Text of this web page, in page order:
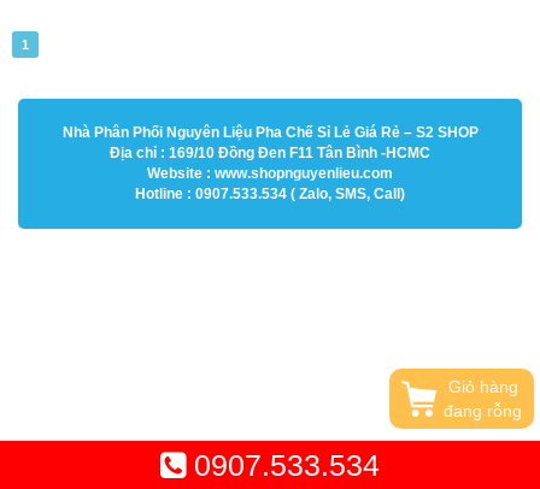
1
Nhà Phân Phối Nguyên Liệu Pha Chế Sỉ Lẻ Giá Rẻ – S2 SHOP
Địa chỉ : 169/10 Đồng Đen F11 Tân Bình -HCMC
Website : www.shopnguyenlieu.com
Hotline : 0907.533.534 ( Zalo, SMS, Call)
Giỏ hàng
đang rỗng
0907.533.534